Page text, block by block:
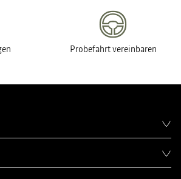
Probefahrt vereinbaren